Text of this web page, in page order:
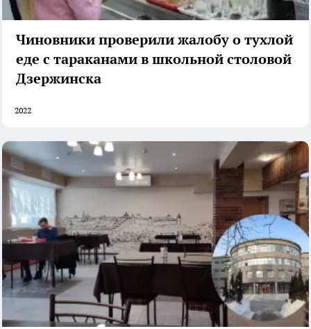
Чиновники проверили жалобу о тухлой
еде с тараканами в школьной столовой
Дзержинска
2022